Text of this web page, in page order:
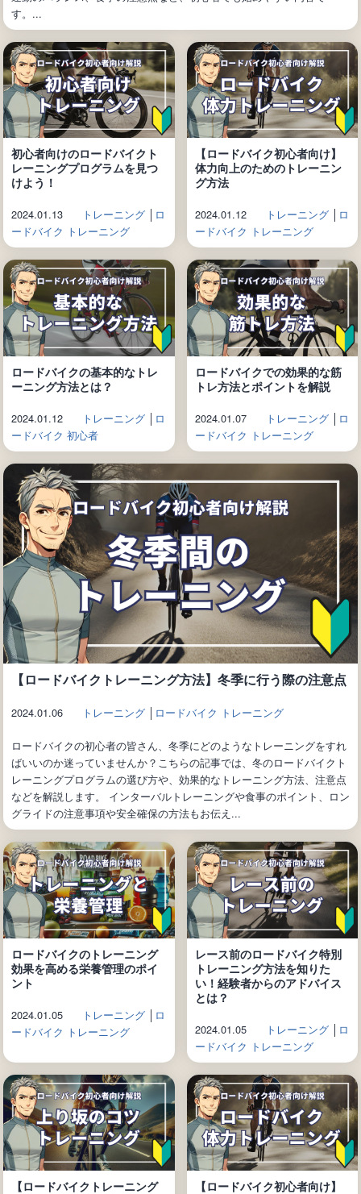
す。...
初心者向けのロードバイクト
レーニングプログラムを見つ
けよう！
2024.01.13 トレーニング│
ロ
ードバイク トレーニング
【ロードバイク初心者向け】
体力向上のためのトレーニン
グ方法
2024.01.12 トレーニング│
ロ
ードバイク トレーニング
ロードバイクの基本的なトレ
ーニング方法とは？
2024.01.12 トレーニング│ ロ
ードバイク 初心者
ロードバイクでの効果的な筋
トレ方法とポイントを解説
2024.01.07 トレーニング│ ロ
ードバイク トレーニング
【ロードバイクトレーニング方法】冬季に行う際の注意点
2024.01.06 トレーニング│ ロードバイク トレーニング
ロードバイクの初心者の皆さん、冬季にどのようなトレーニングをすれ
ばいいのか迷っていませんか？こちらの記事では、冬のロードバイクト
レーニングプログラムの選び方や、効果的なトレーニング方法、注意点
などを解説します。 インターバルトレーニングや食事のポイント、ロン
グライドの注意事項や安全確保の方法もお伝え...
ロードバイクのトレーニング
効果を高める栄養管理のポイ
ント
2024.01.05 トレーニング│ ロ
ードバイク トレーニング
レース前のロードバイク特別
トレーニング方法を知りた
い！経験者からのアドバイス
とは？
2024.01.05 トレーニング│ ロ
ードバイク トレーニング
【ロードバイクトレーニング
【ロードバイク初心者向け】